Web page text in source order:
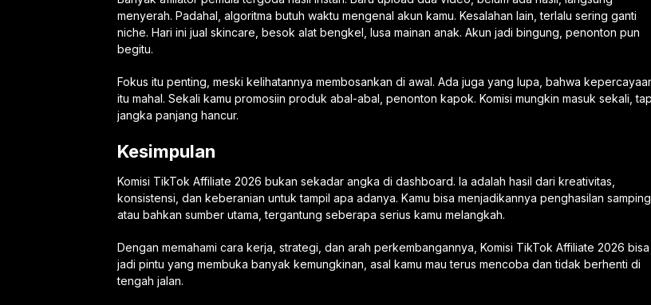
menyerah. Padahal, algoritma butuh waktu mengenal akun kamu. Kesalahan lain, terlalu sering ganti
niche. Hari ini jual skincare, besok alat bengkel, lusa mainan anak. Akun jadi bingung, penonton pun
begitu.
Fokus itu penting, meski kelihatannya membosankan di awal. Ada juga yang lupa, bahwa
itu mahal. Sekali kamu promosiin produk abal-abal, penonton kapok. Komisi mungkin masuk sekali,
jangka panjang hancur.
Kesimpulan
Komisi TikTok Affiliate 2026 bukan sekadar angka di dashboard. Ia adalah hasil dari kreativitas,
konsistensi, dan keberanian untuk tampil apa adanya. Kamu bisa menjadikannya penghasilan
atau bahkan sumber utama, tergantung seberapa serius kamu melangkah.
Dengan memahami cara kerja, strategi, dan arah perkembangannya, Komisi TikTok Affiliate 2026 bisa
jadi pintu yang membuka banyak kemungkinan, asal kamu mau terus mencoba dan tidak berhenti di
tengah jalan.